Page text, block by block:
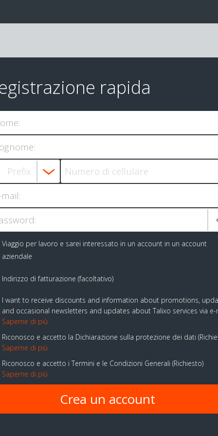
rapida
Viaggio per lavoro e sarei interessato in un account in un account
aziendale
Indirizzo di fatturazione (facoltativo)
I want to receive discounts and information about promotions,
and occasional newsletters and updates about Talixo services via e-
Saperne di più
Riconosco e accetto la Dichiarazione sulla protezione dei dati
Saperne di più
Riconosco e accetto i Termini e le Condizioni Generali Richiesto
Saperne di più